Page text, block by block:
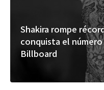
Shakira rompe
conquista el
Billboard